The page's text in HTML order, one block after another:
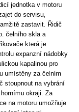
jednotka v motoru
do servisu,
zastavit. Řidič
čelního skla a
která je
expanzní nádobky
kapalinou pro
umístěny za čelním
stoupnout na vybrání
okraji. Za
na motoru umožňuje